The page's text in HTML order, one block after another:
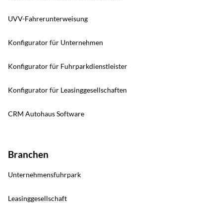
UVV-Fahrerunterweisung
Konfigurator für Unternehmen
Konfigurator für Fuhrparkdienstleister
Konfigurator für Leasinggesellschaften
CRM Autohaus Software
Branchen
Unternehmensfuhrpark
Leasinggesellschaft